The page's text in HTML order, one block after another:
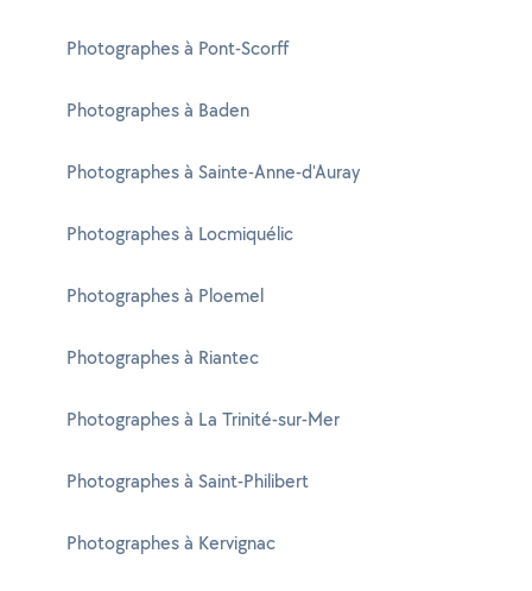
Photographes à Pont-Scorff
Photographes à Baden
Photographes à Sainte-Anne-d'Auray
Photographes à Locmiquélic
Photographes à Ploemel
Photographes à Riantec
Photographes à La Trinité-sur-Mer
Photographes à Saint-Philibert
Photographes à Kervignac